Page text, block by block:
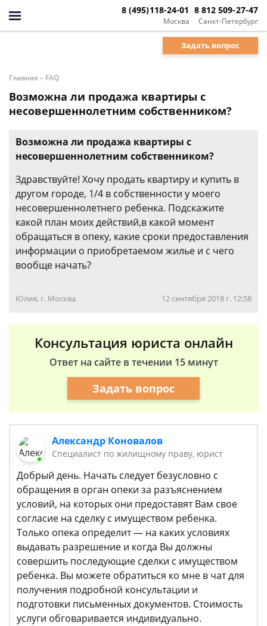
Москва
8 (495)118-24-01
Санкт-Петербург
8 812 509-27-47
Задать вопрос
Главная - FAQ
Возможна ли продажа квартиры с
несовершеннолетним собственником?
Возможна ли продажа квартиры с
несовершеннолетним собственником?
Здравствуйте! Хочу продать квартиру и купить в
другом городе, 1/4 в собственности у моего
несовершеннолетнего ребенка. Подскажите
какой план моих действий,в какой момент
обращаться в опеку, какие сроки предоставления
информации о приобретаемом жилье и с чего
вообще начать?
Юлия, г. Москва 12 сентября 2018 г. 12:58
Консультация юриста онлайн
Ответ на сайте в течении 15 минут
Задать вопрос
Александр Коновалов
Специалист по жилищному праву, юрист
Добрый день. Начать следует безусловно с
обращения в орган опеки за разъяснением
условий, на которых они предоставят Вам свое
согласие на сделку с имуществом ребенка.
Только опека определит — на каких условиях
выдавать разрешение и когда Вы должны
совершить последующие сделки с имуществом
ребенка. Вы можете обратиться ко мне в чат для
получения подробной консультации и
подготовки письменных документов. Стоимость
услуги обговаривается индивидуально.